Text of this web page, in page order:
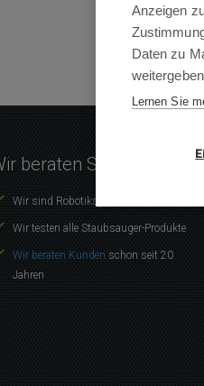
beraten Sie gerne
Wir sind Robotikspezialisten
Wir testen alle Staubsauger-Produkte
Wir beraten Kunden schon seit 20
Jahren
Anzeigen
Daten zu
Lernen Sie